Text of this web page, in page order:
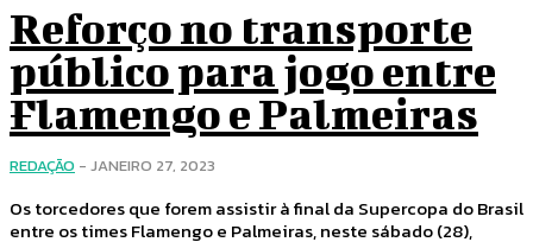
Reforço no transporte
público para jogo entre
Flamengo e Palmeiras
REDAÇÃO - JANEIRO 27, 2023
Os torcedores que forem assistir à final da Supercopa do Brasil
entre os times Flamengo e Palmeiras, neste sábado (28),